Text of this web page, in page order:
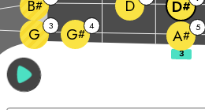
G 3 G# 4
A# 5
B# D D#